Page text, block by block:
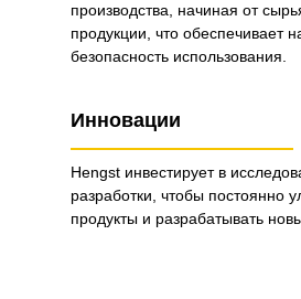
Инновации
производства, начиная от
продукции, что обеспечивает
безопасность использования.
Hengst инвестирует в
разработки, чтобы постоянно
продукты и разрабатывать